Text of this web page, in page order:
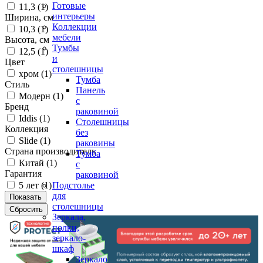
Готовые
интерьеры
Коллекции
мебели
Тумбы
и
столешницы
Тумба
Панель
с
раковиной
Столешницы
без
раковины
Тумба
с
раковиной
Подстолье
для
столешницы
Зеркала,
полки,
зеркало-
шкаф
Зеркало
11,3 (1)
Ширина, см
10,3 (1)
Высота, см
12,5 (1)
Цвет
хром (1)
Стиль
Модерн (1)
Бренд
Iddis (1)
Коллекция
Slide (1)
Страна производитель
Китай (1)
Гарантия
5 лет (1)